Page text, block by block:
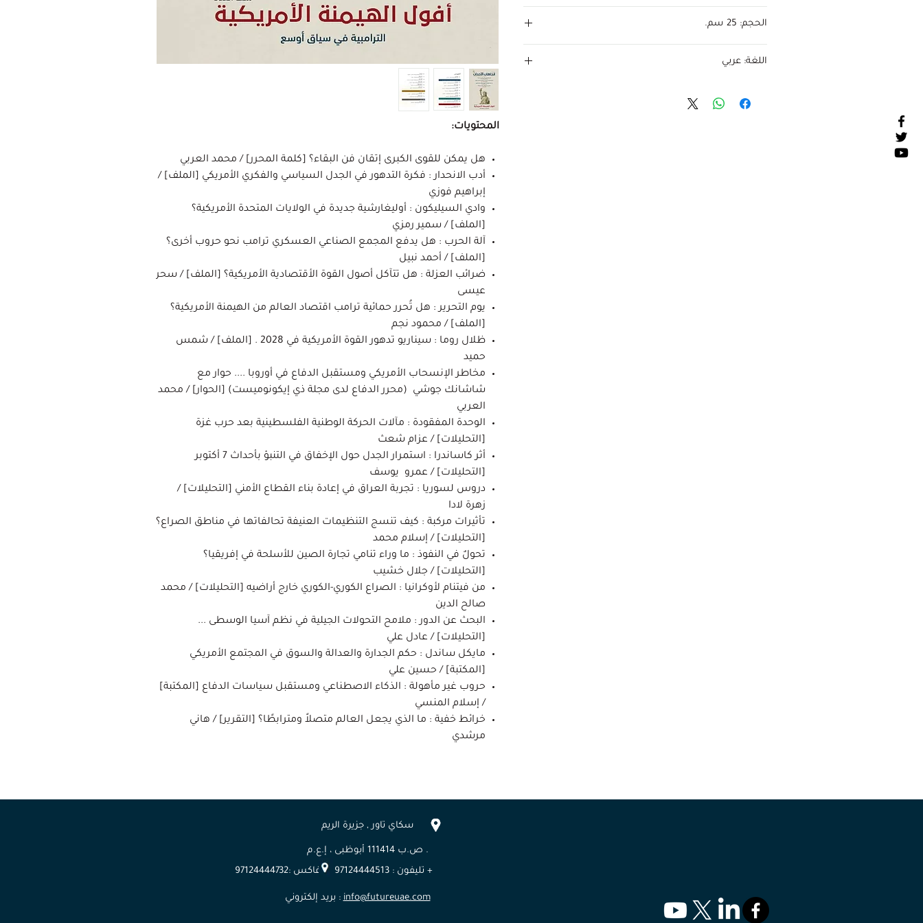
المحتويات:
هل يمكن للقوى الكبرى إتقان فن البقاء؟ [كلمة المحرر] / محمد العربي
أدب الانحدار : فكرة التدهور في الجدل السياسي والفكري الأمريكي [الملف] /
إبراهيم فوزي
وادي السيليكون : أوليغارشية جديدة في الولايات المتحدة الأمريكية؟
[الملف] / سمير رمزي
آلة الحرب : هل يدفع المجمع الصناعي العسكري ترامب نحو حروب أخرى؟
[الملف] / أحمد نبيل
ضرائب العزلة : هل تتآكل أصول القوة الأقتصادية الأمريكية؟ [الملف] / سحر
عيسى
يوم التحرير : هل تُحرر حمائية ترامب اقتصاد العالم من الهيمنة الأمريكية؟
[الملف] / محمود نجم
ظلال روما : سيناريو تدهور القوة الأمريكية في 2028 . [الملف] / شمس
حميد
مخاطر الإنسحاب الأمريكي ومستقبل الدفاع في أوروبا .... حوار مع
شاشانك جوشي (محرر الدفاع لدى مجلة ذي إيكونوميست) [الحوار] / محمد
العربي
الوحدة المفقودة : مآلات الحركة الوطنية الفلسطينية بعد حرب غزة
[التحليلات] / عزام شعث
أثر كاساندرا : استمرار الجدل حول الإخفاق في التنبؤ بأحداث 7 أكتوبر
[التحليلات] / عمرو يوسف
دروس لسوريا : تجربة العراق في إعادة بناء القطاع الأمني [التحليلات] /
زهرة لادا
تأثيرات مركبة : كيف تنسج التنظيمات العنيفة تحالفاتها في مناطق الصراع؟
[التحليلات] / إسلام محمد
تحولٌ في النفوذ : ما وراء تنامي تجارة الصين للأسلحة في إفريقيا؟
[التحليلات] / جلال خشيب
من فيتنام لأوكرانيا : الصراع الكوري-الكوري خارج أراضيه [التحليلات] / محمد
صالح الدين
البحث عن الدور : ملامح التحولات الجيلية في نظم آسيا الوسطى ...
[التحليلات] / عادل علي
مايكل ساندل : حكم الجدارة والعدالة والسوق في المجتمع الأمريكي
[المكتبة] / حسين علي
حروب غير مأهولة : الذكاء الاصطناعي ومستقبل سياسات الدفاع [المكتبة]
/ إسلام المنسي
خرائط خفية : ما الذي يجعل العالم متصلاً ومترابطًا؟ [التقرير] / هاني
مرشدي
الحجم: 25 سم.
اللغة: عربي
سكاي تاور , جزيرة الريم
ص.ب 111414 أبوظبى ، إ.ع.م .
تليفون : 97124444513 + فاكس :97124444732 +
بريد إلكتروني :info@futureuae.com